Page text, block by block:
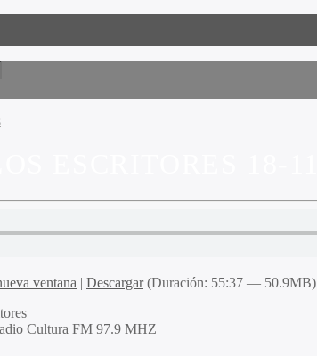
ventana | Descargar(Duración: 55:37 — 50.9MB)
Cultura FM 97.9 MHZ